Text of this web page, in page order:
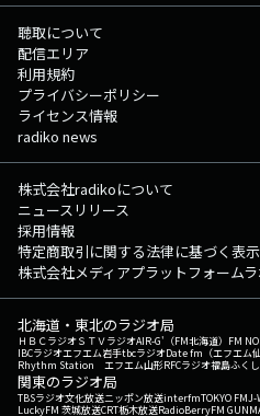
聴取について
配信エリア
利用規約
プライバシーポリシー
ライセンス情報
radiko news
株式会社radikoについて
ニュースリリース
採用情報
特定商取引に関する法律に基づく表示
株式会社メディアプラットフォーム
北海道・東北のラジオ局
ＨＢＣラジオＳＴＶラジオAIR-G'（FM北海道） FM
IBCラジオエフエム岩手tbcラジオDate fm（エフエム仙
Rhythm Station エフエム山形RFCラジオ福島ふく
関東のラジオ局
TBSラジオ文化放送ニッポン放送interfmTOKYO FMJ-
LuckyFM 茨城放送CRT栃木放送RadioBerryFM